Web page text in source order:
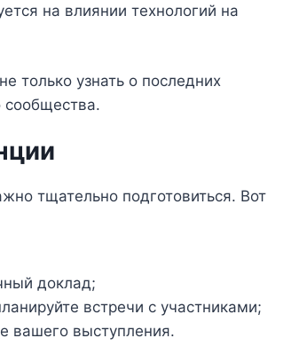
на влиянии технологий на
только узнать о последних
сообщества.
тщательно подготовиться. Вот
доклад;
встречи с участниками;
вашего выступления.